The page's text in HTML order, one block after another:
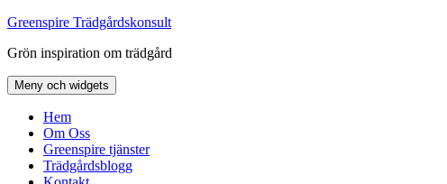
Hoppa
innehåll
Greenspire Trädgårdskonsult
Grön inspiration om trädgård
Meny och widgets
Hem
Om Oss
Greenspire tjänster
Trädgårdsblogg